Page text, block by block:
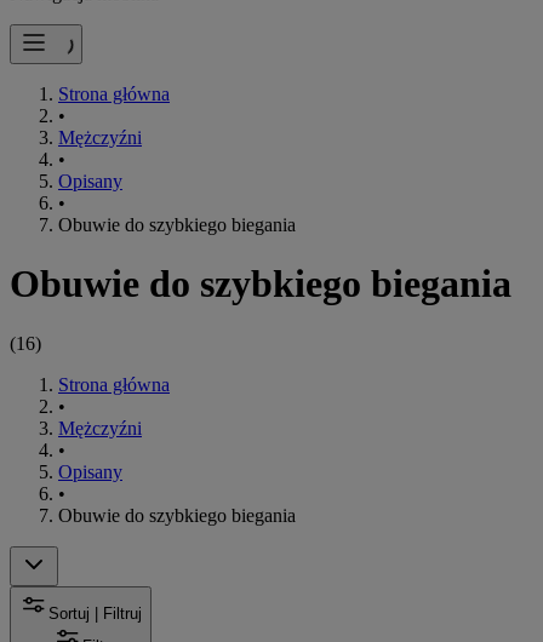
Strona główna
•
Mężczyźni
•
Opisany
•
Obuwie do szybkiego biegania
Obuwie do szybkiego biegania
(16)
Strona główna
•
Mężczyźni
•
Opisany
•
Obuwie do szybkiego biegania
Sortuj | Filtruj